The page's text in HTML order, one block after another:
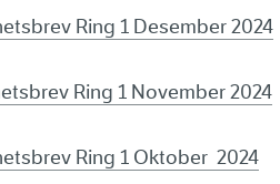
Ring 1 Desember 2024
Ring 1 November 2024
Ring 1 Oktober 2024